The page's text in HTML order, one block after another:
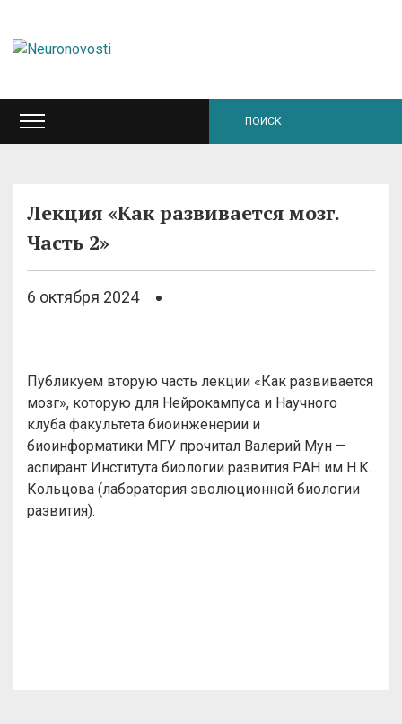
Лекция «Как развивается мозг.
Часть 2»
6 октября 2024
Публикуем вторую часть лекции «Как развивается
мозг», которую для Нейрокампуса и Научного
клуба факультета биоинженерии и
биоинформатики МГУ прочитал Валерий Мун —
аспирант Института биологии развития РАН им Н.К.
Кольцова (лаборатория эволюционной биологии
развития).